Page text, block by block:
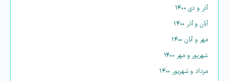
آذر و دی ۱۴۰۰
آبان و آذر ۱۴۰۰
مهر و آبان ۱۴۰۰
شهریور و مهر ۱۴۰۰
مرداد و شهریور ۱۴۰۰